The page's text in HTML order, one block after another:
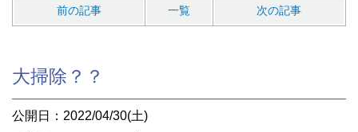
前の記事 一覧 次の記事
大掃除？？
公開日：2022/04/30(土)